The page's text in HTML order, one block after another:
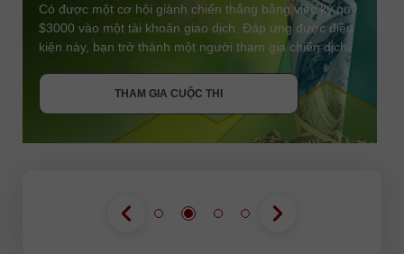
THAM GIA CUỘC THI
Có được một cơ hội giành chiến thắng bằng việc ký quỹ
$3000 vào một tài khoản giao dịch. Đáp ứng được điều
kiện này, bạn trở thành một người tham gia chiến dịch.
THAM GIA CUỘC THI
NHẬN THƯỞNG